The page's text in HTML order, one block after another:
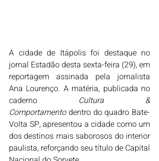
A cidade de Itápolis foi destaque no
jornal Estadão desta sexta-feira (29), em
reportagem assinada pela jornalista
Ana Lourenço. A matéria, publicada no
caderno Cultura &
Comportamento dentro do quadro Bate-
Volta SP, apresentou a cidade como um
dos destinos mais saborosos do interior
paulista, reforçando seu título de Capital